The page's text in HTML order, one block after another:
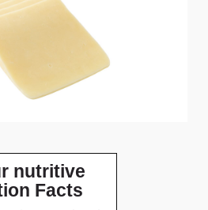
nutritive
Facts